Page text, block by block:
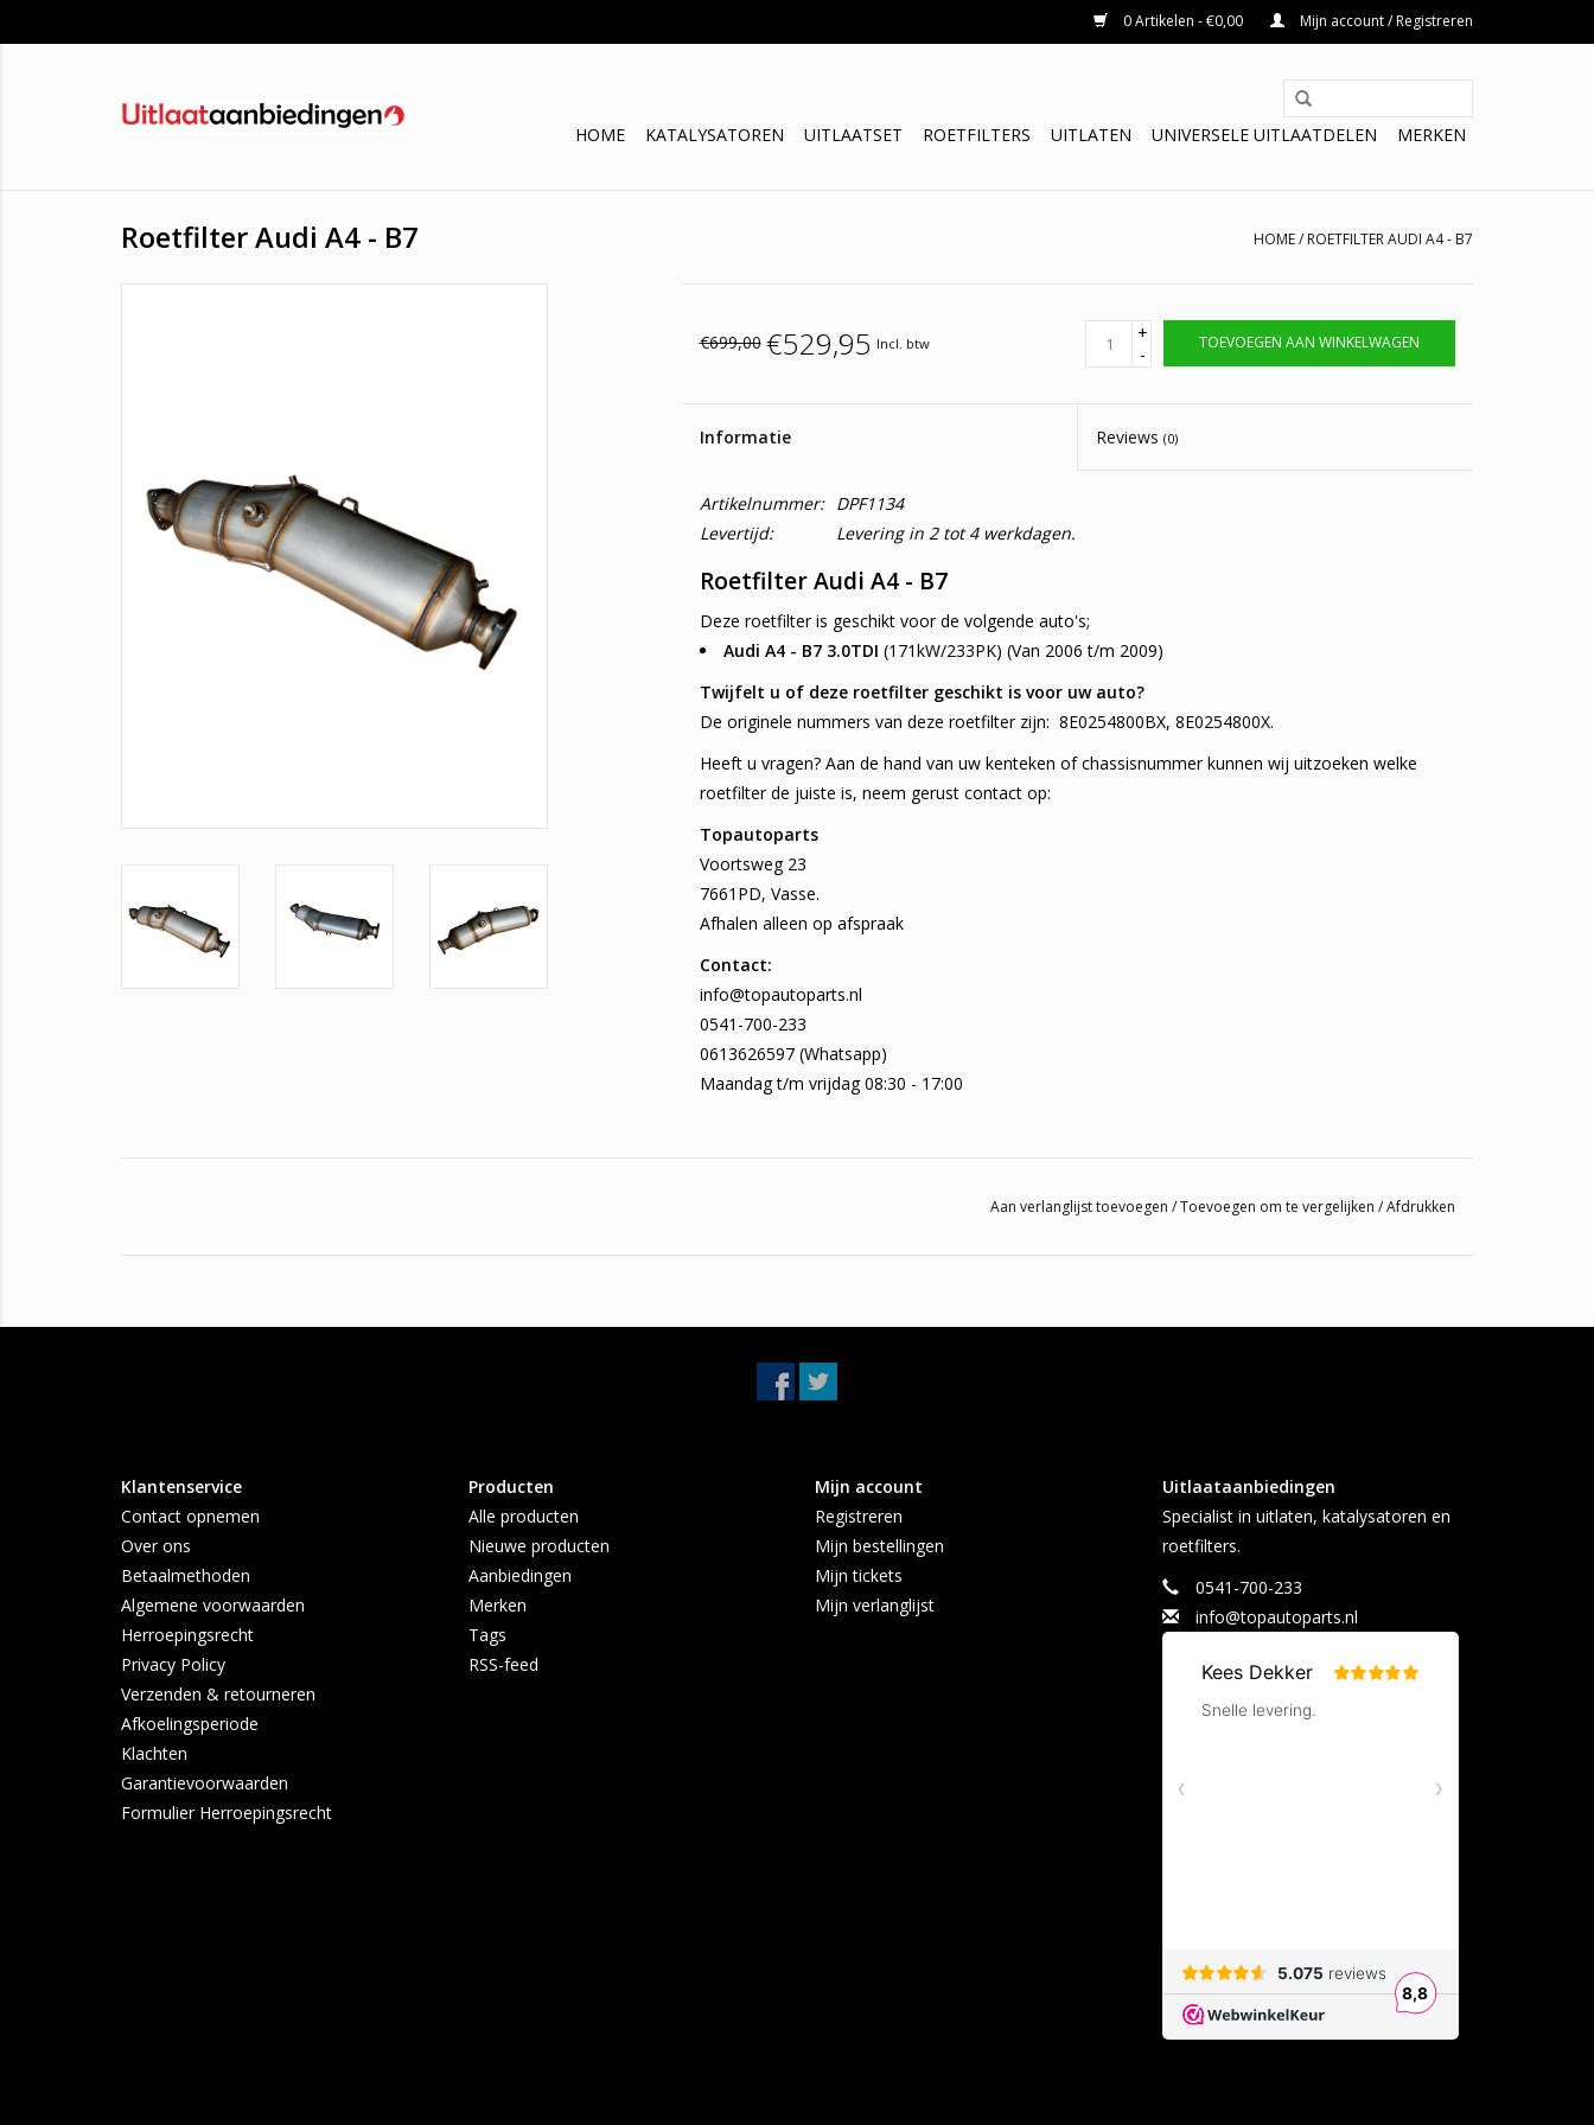
0 Artikelen - €0,00 Mijn account / Registreren
HOME KATALYSATOREN UITLAATSET ROETFILTERS UITLATEN UNIVERSELE UITLAATDELEN MERKEN
Roetfilter Audi A4 - B7 HOME/ ROETFILTER AUDI A4 - B7
€699,00 €529,95 Incl. btw
+
-
TOEVOEGEN AAN WINKELWAGEN
Informatie Reviews(0)
Artikelnummer:
DPF1134
Levertijd:
Levering in 2 tot 4 werkdagen.
Roetfilter Audi A4 - B7
Deze roetfilter is geschikt voor de volgende auto's;
Audi A4 - B7 3.0TDI (171kW/233PK) (Van 2006 t/m 2009)
Twijfelt u of deze roetfilter geschikt is voor uw auto?
De originele nummers van deze roetfilter zijn: 8E0254800BX, 8E0254800X.
Heeft u vragen? Aan de hand van uw kenteken of chassisnummer kunnen wij uitzoeken welke
roetfilter de juiste is, neem gerust contact op:
Topautoparts
Voortsweg 23
7661PD, Vasse.
Afhalen alleen op afspraak
Contact:
info@topautoparts.nl
0541-700-233
0613626597 (Whatsapp)
Maandag t/m vrijdag 08:30 - 17:00
Aan verlanglijst toevoegen /Toevoegen om te vergelijken /Afdrukken
Klantenservice
Contact opnemen
Over ons
Betaalmethoden
Algemene voorwaarden
Herroepingsrecht
Privacy Policy
Verzenden & retourneren
Afkoelingsperiode
Klachten
Garantievoorwaarden
Formulier Herroepingsrecht
Producten
Alle producten
Nieuwe producten
Aanbiedingen
Merken
Tags
RSS-feed
Mijn account
Registreren
Mijn bestellingen
Mijn tickets
Mijn verlanglijst
Uitlaataanbiedingen
Specialist in uitlaten, katalysatoren en
roetfilters.
0541-700-233
info@topautoparts.nl